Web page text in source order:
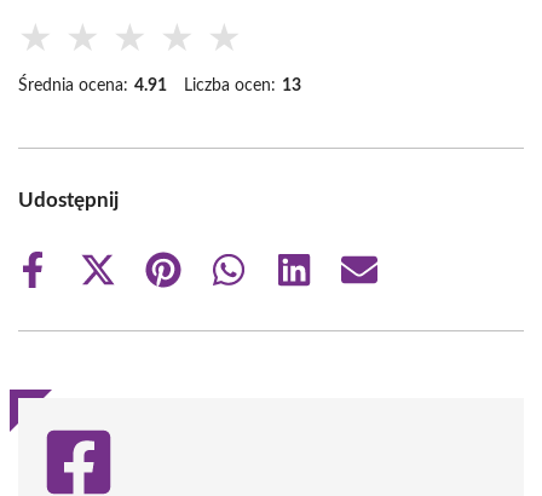
★ ★ ★ ★ ★
Średnia ocena: 4.91 Liczba ocen: 13
Udostępnij
Share
Share
(Twitter)
Share
Share
Share
Share